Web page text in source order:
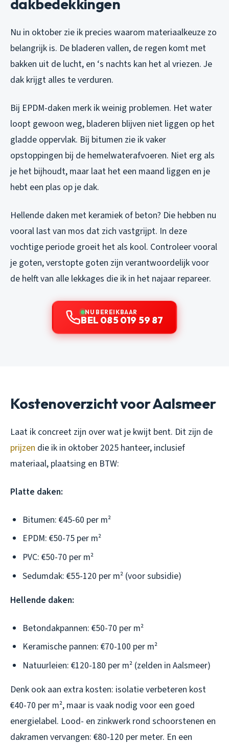
dakbedekkingen
Nu in oktober zie ik precies waarom materiaalkeuze zo
belangrijk is. De bladeren vallen, de regen komt met
bakken uit de lucht, en ‘s nachts kan het al vriezen. Je
dak krijgt alles te verduren.
Bij EPDM-daken merk ik weinig problemen. Het water
loopt gewoon weg, bladeren blijven niet liggen op het
gladde oppervlak. Bij bitumen zie ik vaker
opstoppingen bij de hemelwaterafvoeren. Niet erg als
je het bijhoudt, maar laat het een maand liggen en je
hebt een plas op je dak.
Hellende daken met keramiek of beton? Die hebben nu
vooral last van mos dat zich vastgrijpt. In deze
vochtige periode groeit het als kool. Controleer vooral
je goten, verstopte goten zijn verantwoordelijk voor
de helft van alle lekkages die ik in het najaar repareer.
NU BEREIKBAAR
BEL 085 019 59 87
Kostenoverzicht voor Aalsmeer
Laat ik concreet zijn over wat je kwijt bent. Dit zijn de
prijzen die ik in oktober 2025 hanteer, inclusief
materiaal, plaatsing en BTW:
Platte daken:
Bitumen: €45-60 per m²
EPDM: €50-75 per m²
PVC: €50-70 per m²
Sedumdak: €55-120 per m² (voor subsidie)
Hellende daken:
Betondakpannen: €50-70 per m²
Keramische pannen: €70-100 per m²
Natuurleien: €120-180 per m² (zelden in Aalsmeer)
Denk ook aan extra kosten: isolatie verbeteren kost
€40-70 per m², maar is vaak nodig voor een goed
energielabel. Lood- en zinkwerk rond schoorstenen en
dakramen vervangen: €80-120 per meter. En een